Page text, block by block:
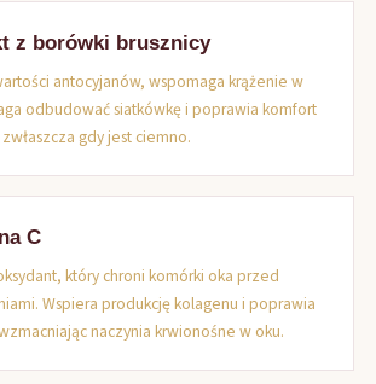
z borówki brusznicy
antocyjanów, wspomaga krążenie w
odbudować siatkówkę i poprawia komfort
gdy jest ciemno.
C
który chroni komórki oka przed
Wspiera produkcję kolagenu i poprawia
naczynia krwionośne w oku.